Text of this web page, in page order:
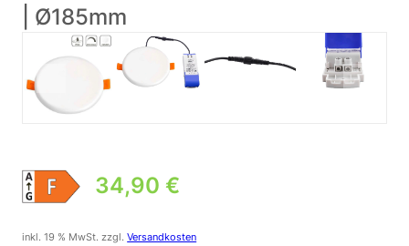
| Ø185mm
34,90 €
inkl. 19 % MwSt. zzgl.Versandkosten